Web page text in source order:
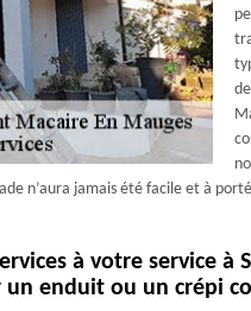
n’aura jamais été facile et à
à votre service à
un enduit ou un crépi